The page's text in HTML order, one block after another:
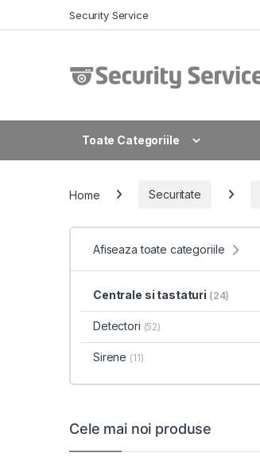
Security Service
Toate Categoriile
Home Securitate
Afiseaza toate categoriile
Centrale si tastaturi (24)
Detectori (52)
Sirene (11)
Cele mai noi produse